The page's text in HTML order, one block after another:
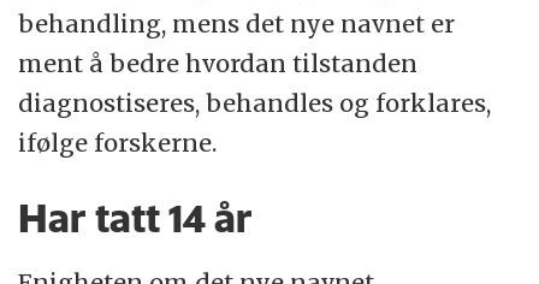
behandling, mens det nye navnet er
ment å bedre hvordan tilstanden
diagnostiseres, behandles og forklares,
ifølge forskerne.
Har tatt 14 år